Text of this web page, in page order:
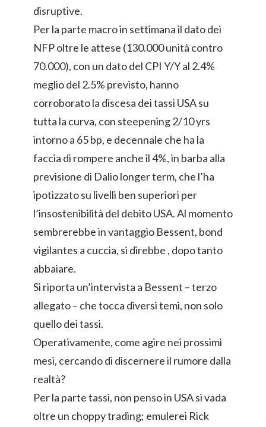
disruptive.
Per la parte macro in settimana il dato dei
NFP oltre le attese (130.000 unità contro
70.000), con un dato del CPI Y/Y al 2.4%
meglio del 2.5% previsto, hanno
corroborato la discesa dei tassi USA su
tutta la curva, con steepening 2/10 yrs
intorno a 65 bp, e decennale che ha la
faccia di rompere anche il 4%, in barba alla
previsione di Dalio longer term, che l’ha
ipotizzato su livelli ben superiori per
l’insostenibilità del debito USA. Al momento
sembrerebbe in vantaggio Bessent, bond
vigilantes a cuccia, si direbbe , dopo tanto
abbaiare.
Si riporta un’intervista a Bessent – terzo
allegato – che tocca diversi temi, non solo
quello dei tassi.
Operativamente, come agire nei prossimi
mesi, cercando di discernere il rumore dalla
realtà?
Per la parte tassi, non penso in USA si vada
oltre un choppy trading; emulerei Rick